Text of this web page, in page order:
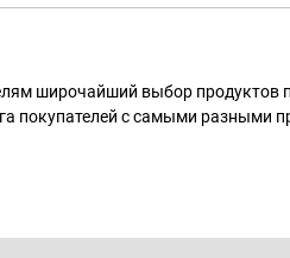
широчайший выбор продуктов
покупателей с самыми разными